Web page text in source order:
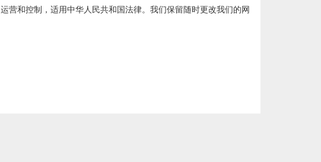
运营和控制，适用中华人民共和国法律。我们保留随时更改我们的网